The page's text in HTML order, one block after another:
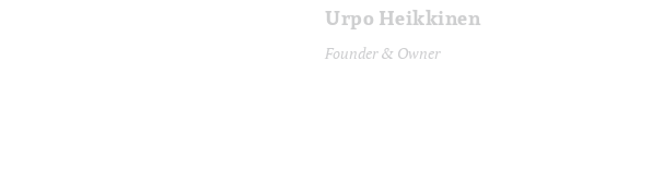
Urpo Heikkinen
Founder & Owner